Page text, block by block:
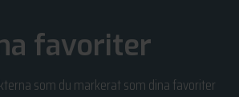
favoriter
som du markerat som dina favoriter